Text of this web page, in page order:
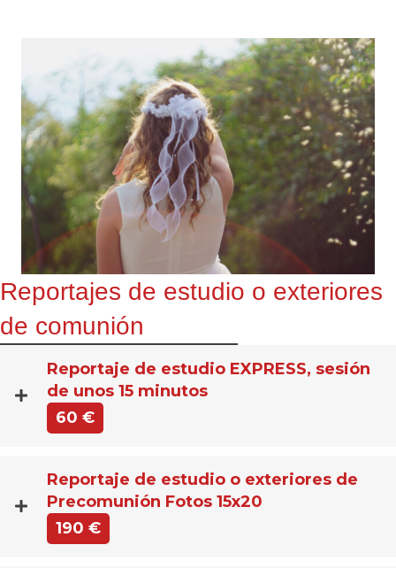
Reportajes de estudio o exteriores
de comunión
Reportaje de estudio EXPRESS, sesión
de unos 15 minutos
60 €
Reportaje de estudio o exteriores de
Precomunión Fotos 15x20
190 €